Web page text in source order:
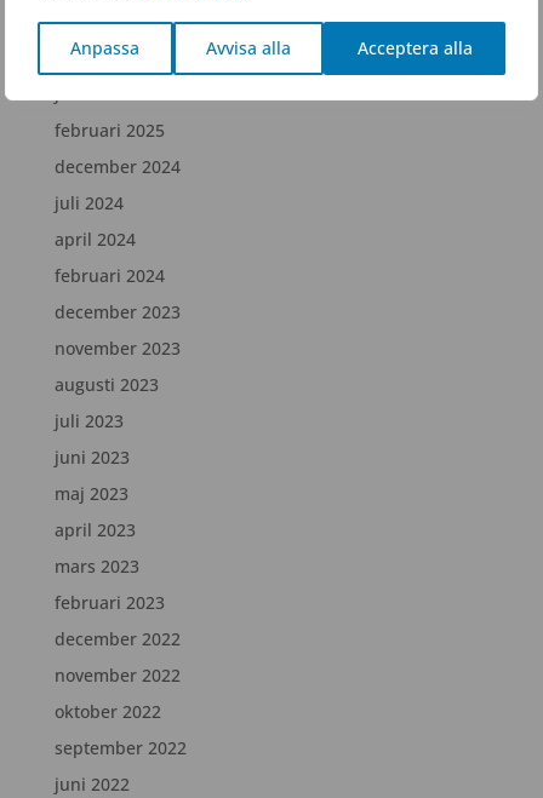
Anpassa Avvisa alla Acceptera alla
november 2025
september 2025
februari 2025
december 2024
juli 2024
april 2024
februari 2024
december 2023
november 2023
augusti 2023
juli 2023
juni 2023
maj 2023
april 2023
mars 2023
februari 2023
december 2022
november 2022
oktober 2022
september 2022
juni 2022